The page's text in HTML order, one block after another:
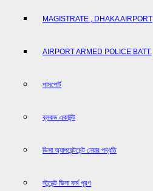
MAGISTRATE , DHAKA AIRPORT
AIRPORT ARMED POLICE BATT.
পাসপোর্ট
ব্লকড একাউন্ট
ভিসা অ্যাপয়েন্টমেন্ট নেয়ার পদ্ধতি
স্টুডেন্ট ভিসা ফর্ম পূরণ